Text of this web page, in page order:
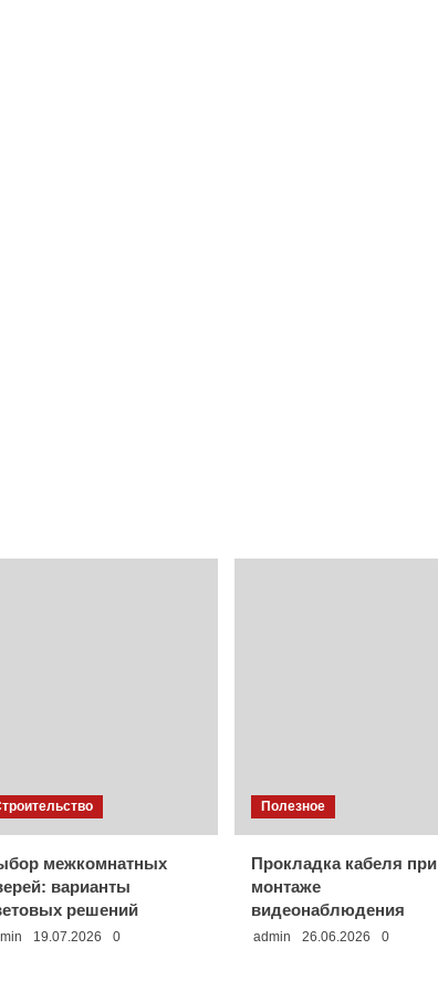
межкомнатных
варианты
решений
19.07.2026 0
Полезное
Прокладка кабеля при
монтаже
видеонаблюдения
admin 26.06.2026 0